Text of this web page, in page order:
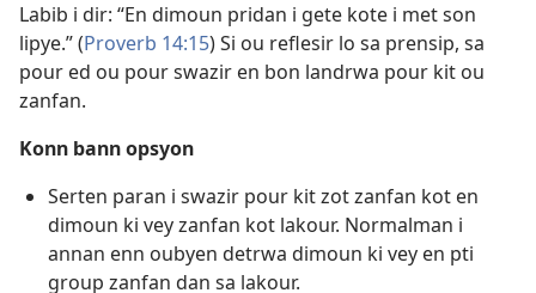
Labib i dir: “En dimoun pridan i gete kote i met son
lipye.” (Proverb 14:15) Si ou reflesir lo sa prensip, sa
pour ed ou pour swazir en bon landrwa pour kit ou
zanfan.
Konn bann opsyon
Serten paran i swazir pour kit zot zanfan kot en
dimoun ki vey zanfan kot lakour. Normalman i
annan enn oubyen detrwa dimoun ki vey en pti
group zanfan dan sa lakour.